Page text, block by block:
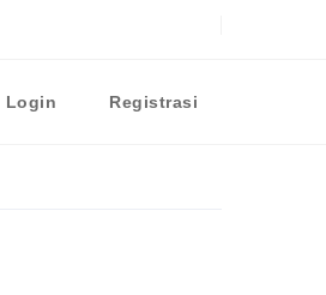
Login Registrasi